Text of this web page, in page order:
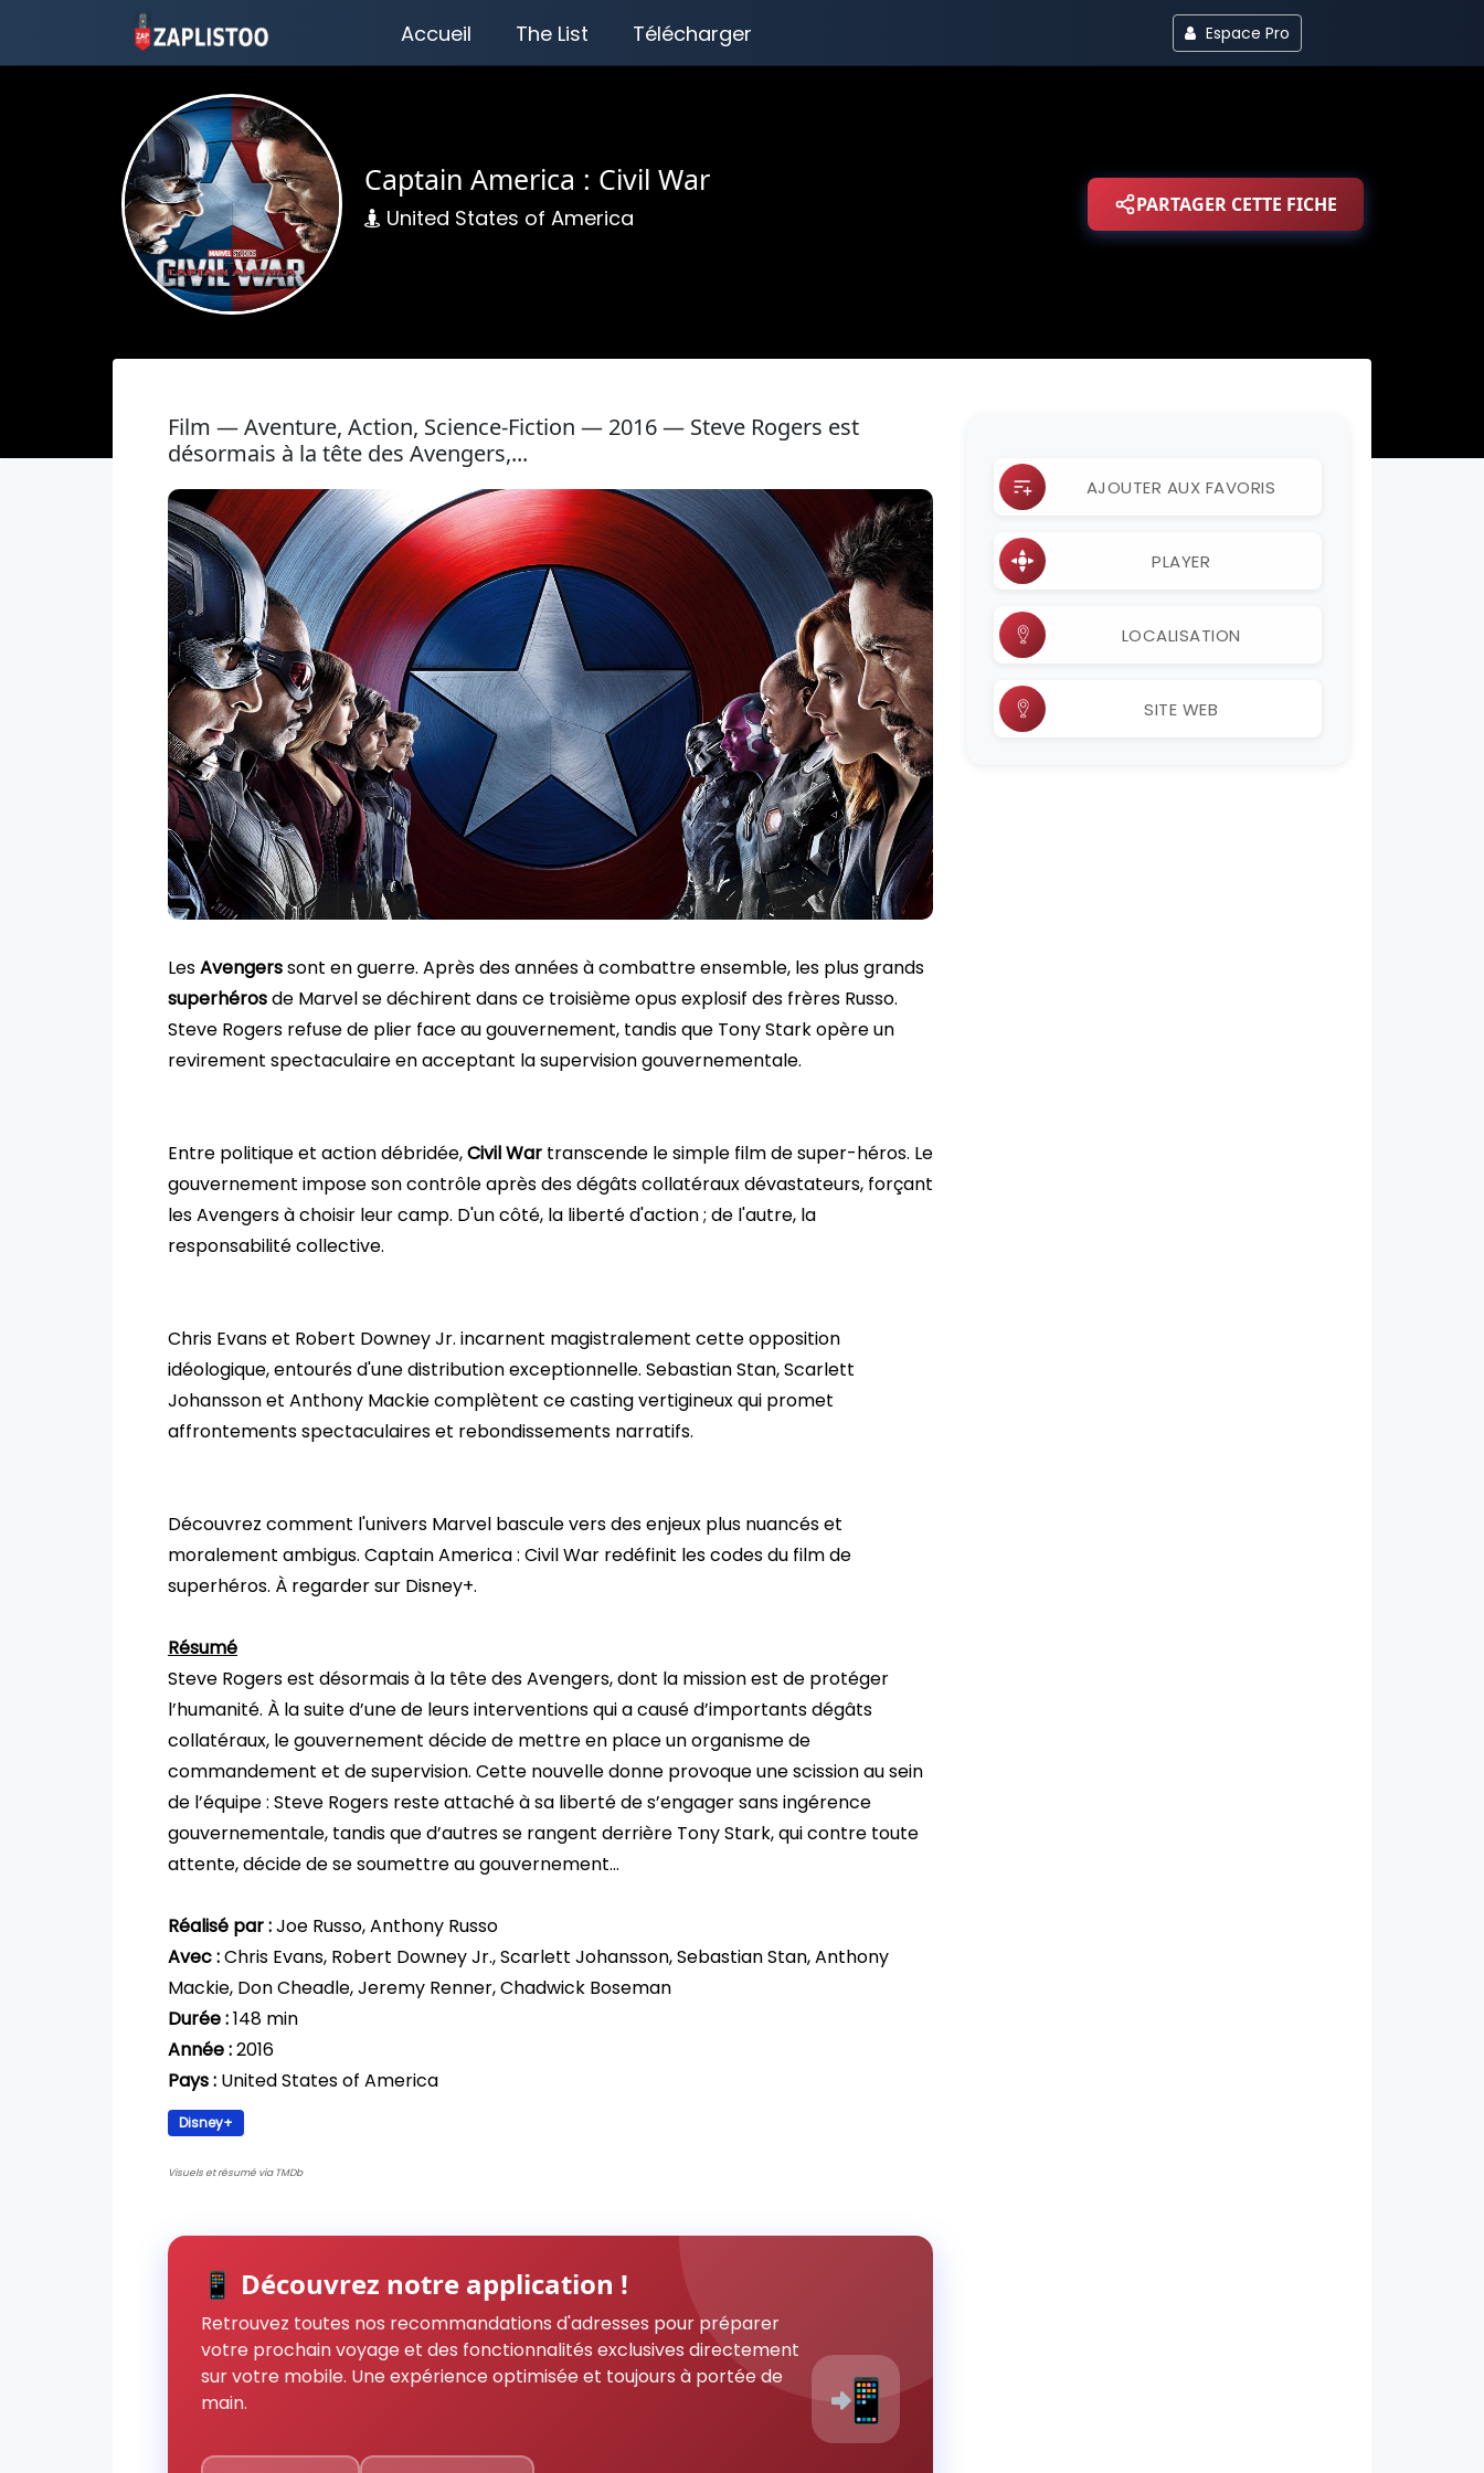
Accueil The List Télécharger Espace Pro
Captain America : Civil War
United States of America PARTAGER CETTE FICHE
Film — Aventure, Action, Science-Fiction — 2016 — Steve Rogers est
désormais à la tête des Avengers,...
LesAvengerssont en guerre. Après des années à combattre ensemble, les plus grands
superhérosde Marvel se déchirent dans ce troisième opus explosif des frères Russo.
Steve Rogers refuse de plier face au gouvernement, tandis que Tony Stark opère un
revirement spectaculaire en acceptant la supervision gouvernementale.
Entre politique et action débridée,Civil War transcende le simple film de super-héros. Le
gouvernement impose son contrôle après des dégâts collatéraux dévastateurs, forçant
les Avengers à choisir leur camp. D'un côté, la liberté d'action ; de l'autre, la
responsabilité collective.
Chris Evans et Robert Downey Jr. incarnent magistralement cette opposition
idéologique, entourés d'une distribution exceptionnelle. Sebastian Stan, Scarlett
Johansson et Anthony Mackie complètent ce casting vertigineux qui promet
affrontements spectaculaires et rebondissements narratifs.
Découvrez comment l'univers Marvel bascule vers des enjeux plus nuancés et
moralement ambigus. Captain America : Civil War redéfinit les codes du film de
superhéros. À regarder sur Disney+.
Résumé
Steve Rogers est désormais à la tête des Avengers, dont la mission est de protéger
l’humanité. À la suite d’une de leurs interventions qui a causé d’importants dégâts
collatéraux, le gouvernement décide de mettre en place un organisme de
commandement et de supervision. Cette nouvelle donne provoque une scission au sein
de l’équipe : Steve Rogers reste attaché à sa liberté de s’engager sans ingérence
gouvernementale, tandis que d’autres se rangent derrière Tony Stark, qui contre toute
attente, décide de se soumettre au gouvernement…
Réalisé par :Joe Russo, Anthony Russo
Avec :Chris Evans, Robert Downey Jr., Scarlett Johansson, Sebastian Stan, Anthony
Mackie, Don Cheadle, Jeremy Renner, Chadwick Boseman
Durée :148 min
Année :2016
Pays : United States of America
Disney+
Visuels et résumé via TMDb
📱 Découvrez notre application !
Retrouvez toutes nos recommandations d'adresses pour préparer
votre prochain voyage et des fonctionnalités exclusives directement
sur votre mobile. Une expérience optimisée et toujours à portée de
main.
📲
AJOUTER AUX FAVORIS
PLAYER
LOCALISATION
SITE WEB